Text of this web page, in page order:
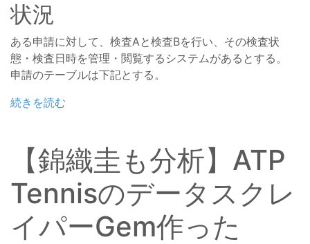
状況
ある申請に対して、検査Aと検査Bを行い、その検査状
態・検査日時を管理・閲覧するシステムがあるとする。
申請のテーブルは下記とする。
続きを読む
【錦織圭も分析】ATP
Tennisのデータスクレ
イパーGem作った